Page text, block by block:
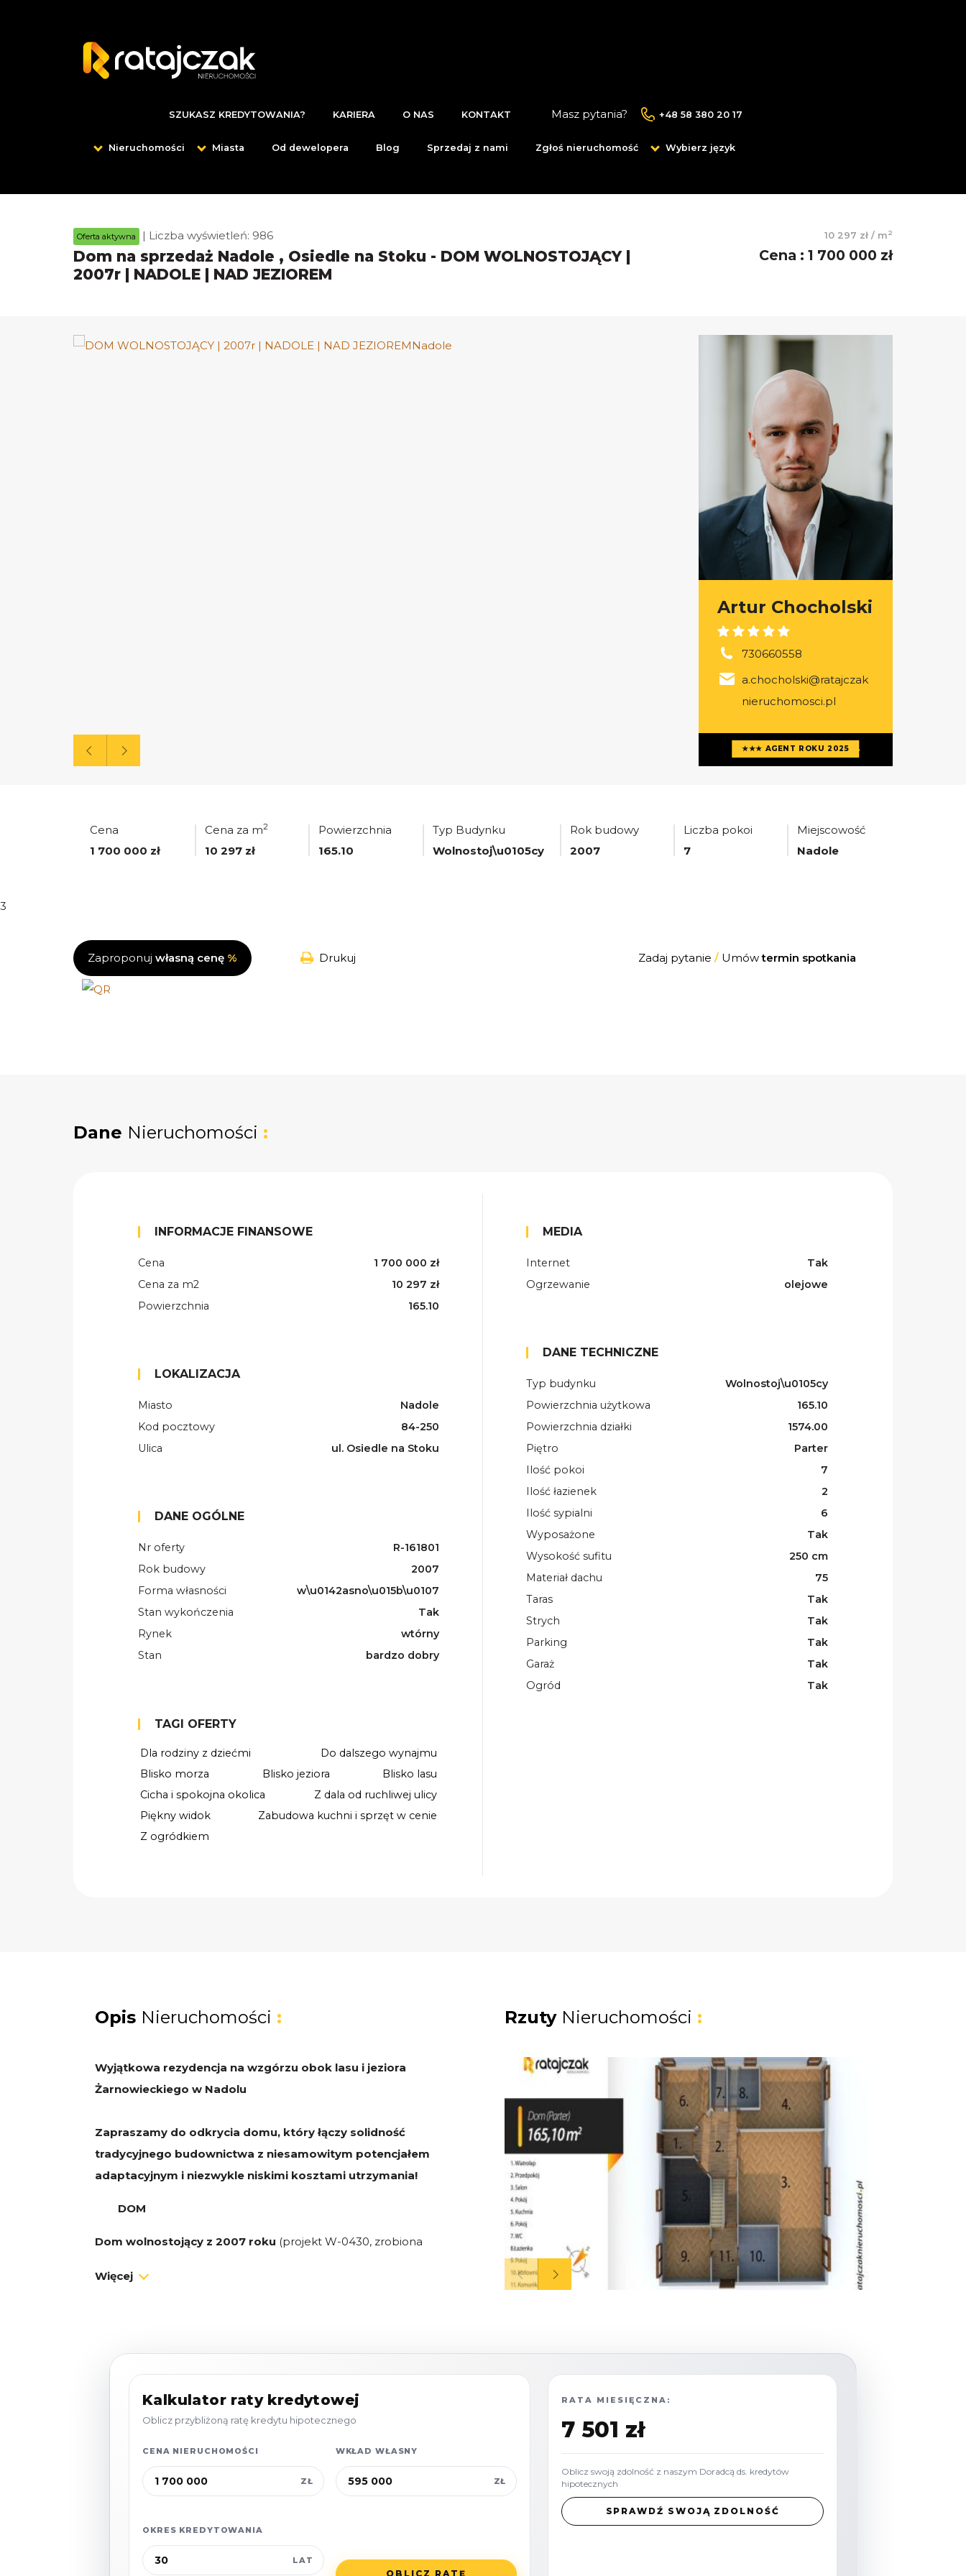
Masz pytania? +48 58 380 20 17
SZUKASZ KREDYTOWANIA? KARIERA O NAS KONTAKT
Nieruchomości Miasta Od dewelopera Blog Sprzedaj z nami Zgłoś nieruchomość Wybierz język
Oferta aktywna | Liczba wyświetleń: 986
Dom na sprzedaż Nadole , Osiedle na Stoku - DOM WOLNOSTOJĄCY |
2007r | NADOLE | NAD JEZIOREM
10 297 zł / m2
Cena : 1 700 000 zł
★★★ AGENT ROKU 2025
Artur Chocholski
730660558
a.chocholski@ratajczak
nieruchomosci.pl
Więcej ofertagenta
Cena
1 700 000 zł
Cena za m2
10 297 zł
Powierzchnia
165.10
Typ Budynku
Wolnostoj\u0105cy
Rok budowy
2007
Liczba pokoi
7
Miejscowość
Nadole
3
Zaproponuj własną cenę % Drukuj Zadaj pytanie / Umówtermin spotkania
Dane Nieruchomości :
INFORMACJE FINANSOWE
Cena
1 700 000 zł
Cena za m2
10 297 zł
Powierzchnia
165.10
LOKALIZACJA
Miasto
Nadole
Kod pocztowy
84-250
Ulica
ul. Osiedle na Stoku
DANE OGÓLNE
Nr oferty
R-161801
Rok budowy
2007
Forma własności
w\u0142asno\u015b\u0107
Stan wykończenia
Tak
Rynek
wtórny
Stan
bardzo dobry
TAGI OFERTY
Dla rodziny z dziećmi
Do dalszego wynajmu
Blisko morza
Blisko jeziora
Blisko lasu
Cicha i spokojna okolica
Z dala od ruchliwej ulicy
Piękny widok
Zabudowa kuchni i sprzęt w cenie
Z ogródkiem
MEDIA
Internet
Tak
Ogrzewanie
olejowe
DANE TECHNICZNE
Typ budynku
Wolnostoj\u0105cy
Powierzchnia użytkowa
165.10
Powierzchnia działki
1574.00
Piętro
Parter
Ilość pokoi
7
Ilość łazienek
2
Ilość sypialni
6
Wyposażone
Tak
Wysokość sufitu
250 cm
Materiał dachu
75
Taras
Tak
Strych
Tak
Parking
Tak
Garaż
Tak
Ogród
Tak
Opis Nieruchomości :
Wyjątkowa rezydencja na wzgórzu obok lasu i jeziora
Żarnowieckiego w Nadolu
Zapraszamy do odkrycia domu, który łączy solidność
tradycyjnego budownictwa z niesamowitym potencjałem
adaptacyjnym i niezwykle niskimi kosztami utrzymania!
DOM
Dom wolnostojący z 2007 roku (projekt W-0430, zrobiona
Jeziora Żarnowieckiego.
Dom jest wyjątkowo ciepły - zastosowano docieplenie o 5 cm
grubsze niż przewidywał projekt, co realnie przekłada się na
oszczędności.
PARTERo powierzchni użytkowej 165,10 m² (wysokość 2,50 m):
- Salon (27,0 m²):Jasne serce domu z klimatycznymkominkiem
- Kuchnia (11,2 m²):Oddzielna, z butlą gazową (możliwość łatwego
podłączenia gazu sieciowego).
Więcej
Rzuty Nieruchomości :
Kalkulator raty kredytowej
Oblicz przybliżoną ratę kredytu hipotecznego
CENA NIERUCHOMOŚCI
ZŁ
WKŁAD WŁASNY
ZŁ
OKRES KREDYTOWANIA
LAT
OBLICZ RATĘ
RATA MIESIĘCZNA:
7 501 zł
Oblicz swoją zdolność z naszym Doradcą ds. kredytów
hipotecznych
SPRAWDŹ SWOJĄ ZDOLNOŚĆ